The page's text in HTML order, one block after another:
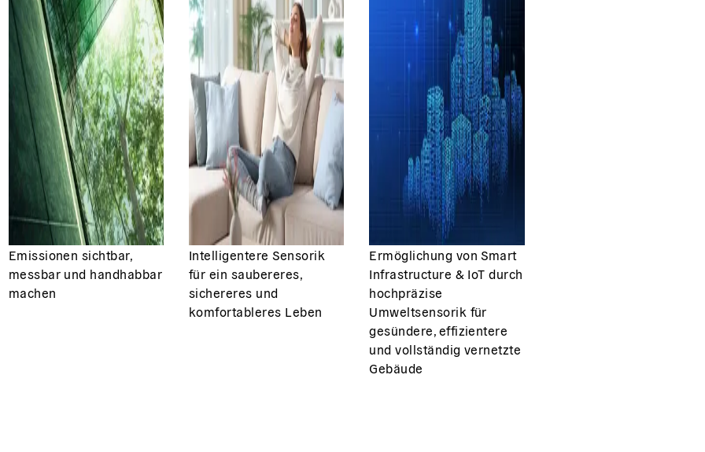
Emissionen sichtbar,
messbar und handhabbar
machen
Intelligentere Sensorik
für ein saubereres,
sichereres und
komfortableres Leben
Ermöglichung von Smart
Infrastructure & IoT durch
hochpräzise
Umweltsensorik für
gesündere, effizientere
und vollständig vernetzte
Gebäude